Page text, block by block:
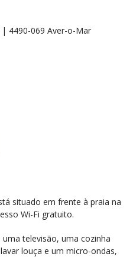
| 4490-069 Aver-o-Mar
situado em frente à praia na
Wi-Fi gratuito.
televisão, uma cozinha
louça e um micro-ondas,